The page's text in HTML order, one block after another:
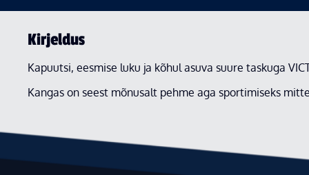
Kirjeldus
Kapuutsi, eesmise luku ja kõhul asuva suure taskuga
Kangas on seest mõnusalt pehme aga sportimiseks